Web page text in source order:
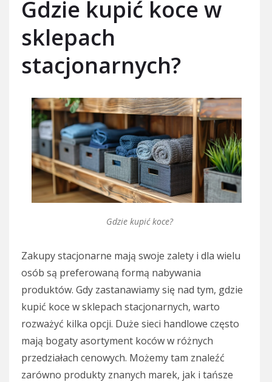
Gdzie kupić koce w
sklepach
stacjonarnych?
Gdzie kupić koce?
Zakupy stacjonarne mają swoje zalety i dla wielu
osób są preferowaną formą nabywania
produktów. Gdy zastanawiamy się nad tym, gdzie
kupić koce w sklepach stacjonarnych, warto
rozważyć kilka opcji. Duże sieci handlowe często
mają bogaty asortyment koców w różnych
przedziałach cenowych. Możemy tam znaleźć
zarówno produkty znanych marek, jak i tańsze